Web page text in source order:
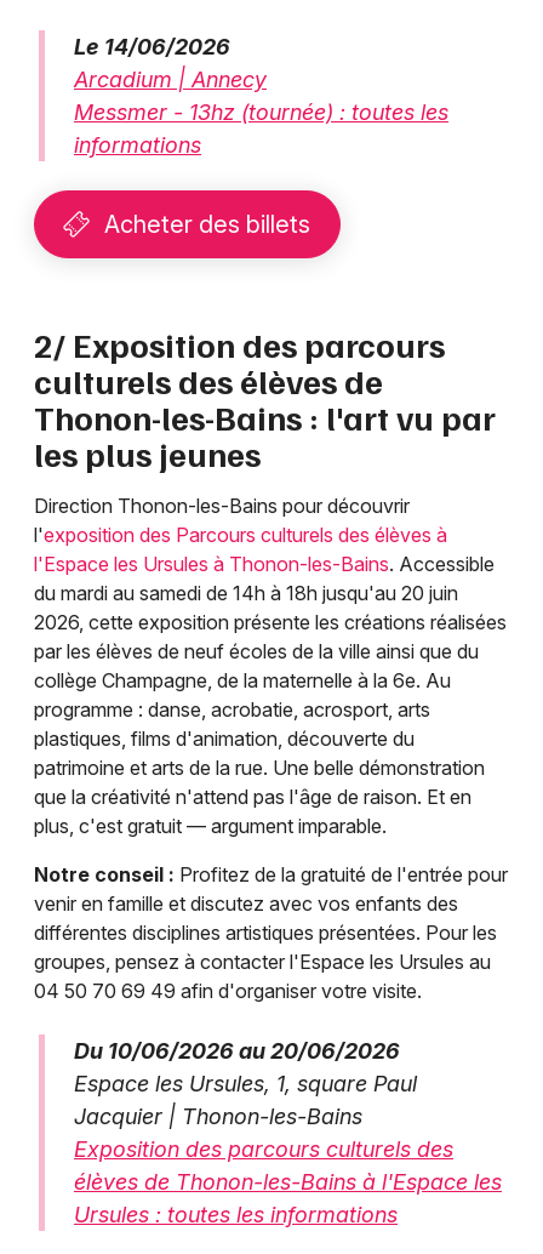
Le 14/06/2026
Arcadium | Annecy
Messmer - 13hz (tournée) : toutes les
informations
Acheter des billets
2/ Exposition des parcours
culturels des élèves de
Thonon-les-Bains : l'art vu par
les plus jeunes
Direction Thonon-les-Bains pour découvrir
l'exposition des Parcours culturels des élèves à
l'Espace les Ursules à Thonon-les-Bains. Accessible
du mardi au samedi de 14h à 18h jusqu'au 20 juin
2026, cette exposition présente les créations réalisées
par les élèves de neuf écoles de la ville ainsi que du
collège Champagne, de la maternelle à la 6e. Au
programme : danse, acrobatie, acrosport, arts
plastiques, films d'animation, découverte du
patrimoine et arts de la rue. Une belle démonstration
que la créativité n'attend pas l'âge de raison. Et en
plus, c'est gratuit — argument imparable.
Notre conseil : Profitez de la gratuité de l'entrée pour
venir en famille et discutez avec vos enfants des
différentes disciplines artistiques présentées. Pour les
groupes, pensez à contacter l'Espace les Ursules au
04 50 70 69 49 afin d'organiser votre visite.
Du 10/06/2026 au 20/06/2026
Espace les Ursules, 1, square Paul
Jacquier | Thonon-les-Bains
Exposition des parcours culturels des
élèves de Thonon-les-Bains à l'Espace les
Ursules : toutes les informations